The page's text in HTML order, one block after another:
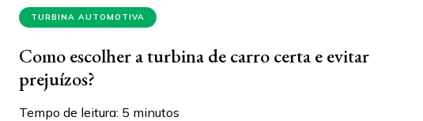
TURBINA AUTOMOTIVA
Como escolher a turbina de carro certa e evitar
prejuízos?
Tempo de leitura: 5 minutos